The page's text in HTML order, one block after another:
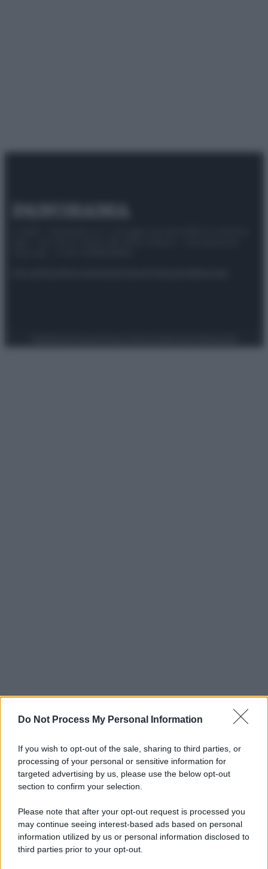
Do Not Process My Personal Information
If you wish to opt-out of the sale, sharing to third parties, or
processing of your personal or sensitive information for
targeted advertising by us, please use the below opt-out
section to confirm your selection.
Please note that after your opt-out request is processed you
may continue seeing interest-based ads based on personal
information utilized by us or personal information disclosed to
third parties prior to your opt-out.